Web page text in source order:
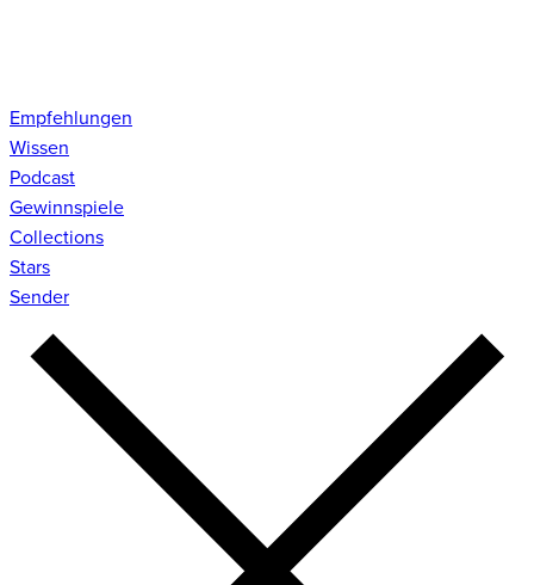
Empfehlungen
Wissen
Podcast
Gewinnspiele
Collections
Stars
Sender